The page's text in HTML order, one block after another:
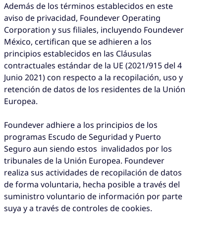
Además de los términos establecidos en este
aviso de privacidad, Foundever Operating
Corporation y sus filiales, incluyendo Foundever
México, certifican que se adhieren a los
principios establecidos en las Cláusulas
contractuales estándar de la UE (2021/915 del 4
Junio 2021) con respecto a la recopilación, uso y
retención de datos de los residentes de la Unión
Europea.
Foundever adhiere a los principios de los
programas Escudo de Seguridad y Puerto
Seguro aun siendo estos invalidados por los
tribunales de la Unión Europea. Foundever
realiza sus actividades de recopilación de datos
de forma voluntaria, hecha posible a través del
suministro voluntario de información por parte
suya y a través de controles de cookies.